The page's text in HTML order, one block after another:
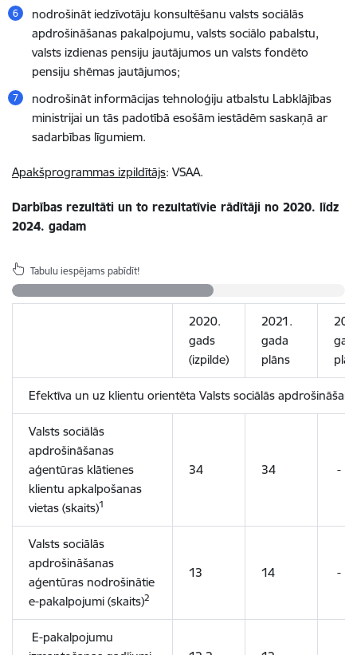
nodrošināt iedzīvotāju konsultēšanu valsts sociālās
apdrošināšanas pakalpojumu, valsts sociālo pabalstu,
valsts izdienas pensiju jautājumos un valsts fondēto
pensiju shēmas jautājumos;
nodrošināt informācijas tehnoloģiju atbalstu Labklājības
ministrijai un tās padotībā esošām iestādēm saskaņā ar
sadarbības līgumiem.
Apakšprogrammas izpildītājs: VSAA.
Darbības rezultāti un to rezultatīvie rādītāji no 2020. līdz
2024. gadam
Tabulu iespējams pabīdīt!
2020.
gads
(izpilde)
2021.
gada
plāns
Efektīva un uz klientu orientēta Valsts sociālās
Valsts sociālās
apdrošināšanas
aģentūras klātienes
klientu apkalpošanas
vietas (skaits)1
34 34 -
Valsts sociālās
apdrošināšanas
aģentūras nodrošinātie
e-pakalpojumi (skaits)2
13 14 -
E-pakalpojumu